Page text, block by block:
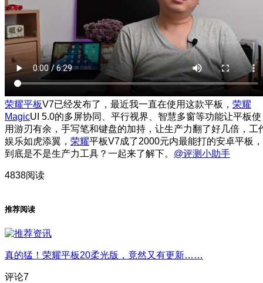
荣耀平板V7已经发布了，最近我一直在使用这款平板， 荣耀
MagicUI 5.0的多屏协同、平行视界、智慧多窗等功能让平板使
用游刃有余，手写笔和键盘的加持，让生产力翻了好几倍，工
娱乐如虎添翼， 荣耀平板V7成了2000元内最能打的安卓平板，
到底是不是生产力工具？一起来了解下。 @评测小助手
4838阅读
推荐阅读
真的猛！荣耀平板20柔光版，竟然又有更新……
评论7